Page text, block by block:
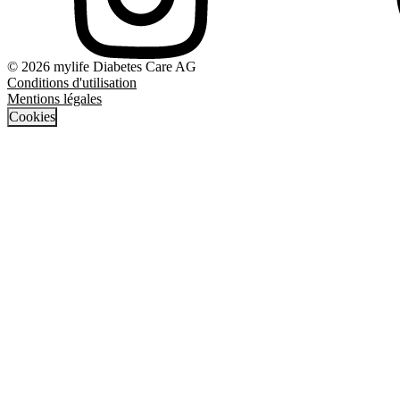
© 2026 mylife Diabetes Care AG
Conditions d'utilisation
Mentions légales
Cookies